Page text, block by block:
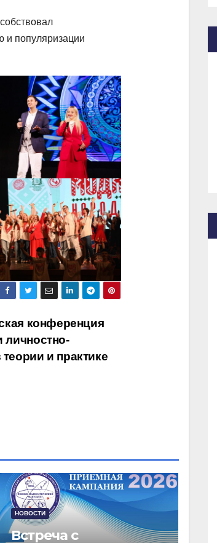
и популяризации
конференция
личностно-
и практике
НОВОСТИ
Встреча с